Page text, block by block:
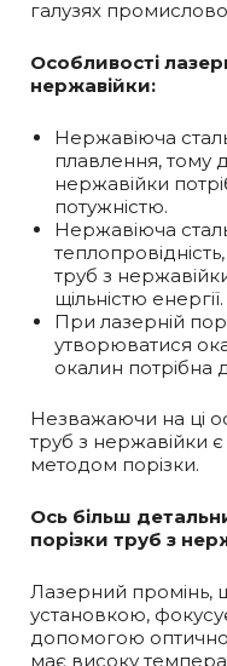
галузях
Особливості
нержавійки:
Нержавіюча
плавлення, тому
нержавійки
потужністю.
Нержавіюча
труб з
щільністю енергії.
При лазерній
утворюватися
окалин потрібна
Незважаючи на ці
труб з нержавійки
методом порізки.
Ось більш
порізки труб з
Лазерний промінь,
установкою,
допомогою
має високу